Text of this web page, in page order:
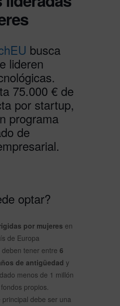
busca
lideren
75.000 € de
por startup,
programa
de
optar?
por mujeres en
de Europa
tener entre 6
de antigüedad y
menos de 1 millón
propios.
principal debe ser una